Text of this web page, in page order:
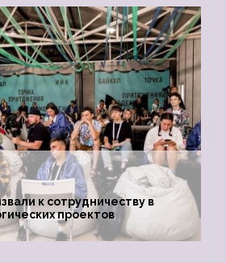
к сотрудничеству в
проектов